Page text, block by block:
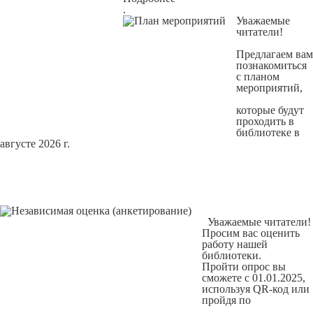
.
Уважаемые
читатели!
Предлагаем вам
познакомиться
с планом
мероприятий,
которые будут
проходить в
библиотеке в
августе 2026 г.
Уважаемые читатели!
Просим вас оценить
работу нашей
библиотеки.
Пройти опрос вы
сможете с 01.01.2025,
используя QR-код или
пройдя по